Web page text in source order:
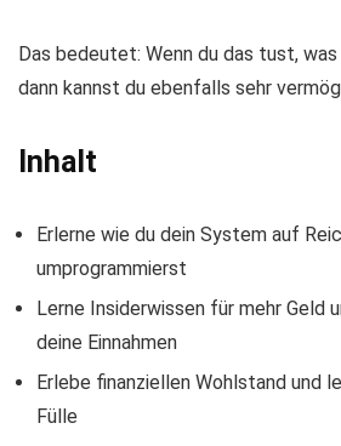
Das bedeutet: Wenn du das tust,
dann kannst du ebenfalls sehr
Inhalt
Erlerne wie du dein System auf
umprogrammierst
Lerne Insiderwissen für mehr Geld
deine Einnahmen
Erlebe finanziellen Wohlstand und
Fülle